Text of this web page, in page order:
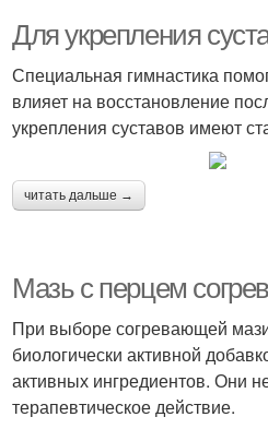
Для укрепления
Специальная гимнастика
влияет на восстановление
укрепления суставов имеют
читать дальше →
Мазь с перцем
При выборе согревающей
биологически активной
активных ингредиентов. Они
терапевтическое действие.